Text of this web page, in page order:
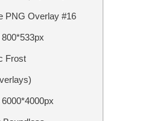
PNG Overlay #16
Frost
6000*4000px